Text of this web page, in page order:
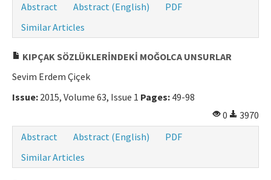
Abstract
Abstract (English)
PDF
Similar Articles
KIPÇAK SÖZLÜKLERİNDEKİ MOĞOLCA UNSURLAR
Sevim Erdem Çiçek
Issue: 2015, Volume 63, Issue 1 Pages: 49-98
0
3970
Abstract
Abstract (English)
PDF
Similar Articles